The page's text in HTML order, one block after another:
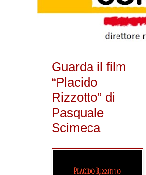
Guarda il film
“Placido
Rizzotto” di
Pasquale
Scimeca